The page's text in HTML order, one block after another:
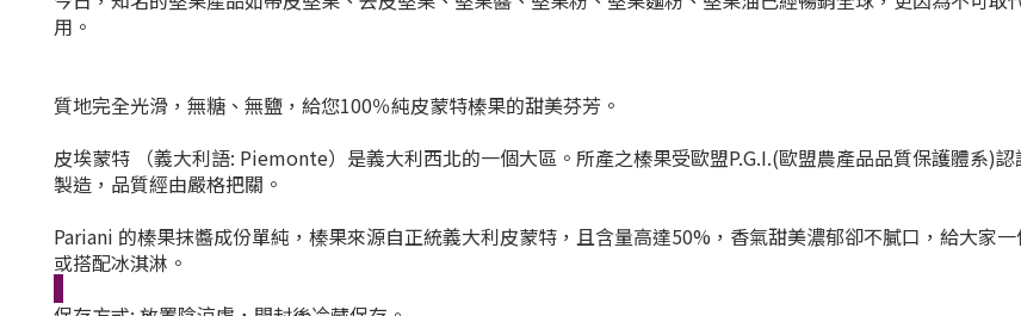
用。
質地完全光滑，無糖、無鹽，給您100％純皮蒙特榛果的甜美芬芳。
皮埃蒙特 （義大利語: Piemonte）是義大利西北的一個大區。所產之榛果受歐盟P.G.I.(歐盟農產品品質保護體系)認
製造，品質經由嚴格把關。
Pariani 的榛果抹醬成份單純，榛果來源自正統義大利皮蒙特，且含量高達50%，香氣甜美濃郁卻不膩口，給大家
或搭配冰淇淋。